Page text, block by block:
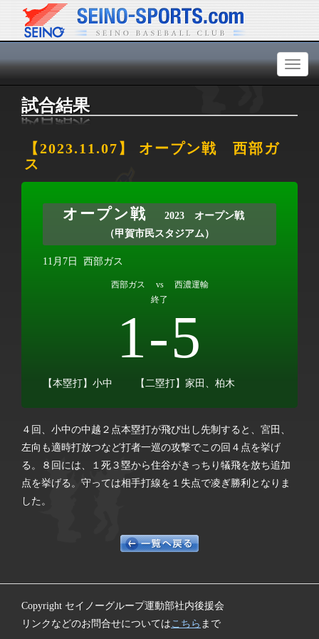
Toggle
試合結果
【2023.11.07】 オープン戦 西部ガ
ス
オープン戦
2023 オープン戦
（甲賀市民スタジアム）
11月7日 西部ガス
西部ガス vs 西濃運輸
終了
1-5
【本塁打】小中 【二塁打】家田、柏木
４回、小中の中越２点本塁打が飛び出し先制すると、宮田、
左向も適時打放つなど打者一巡の攻撃でこの回４点を挙げ
る。８回には、１死３塁から住谷がきっちり犠飛を放ち追加
点を挙げる。守っては相手打線を１失点で凌ぎ勝利となりま
した。
Copyright セイノーグループ運動部社内後援会
リンクなどのお問合せについてはこちら まで